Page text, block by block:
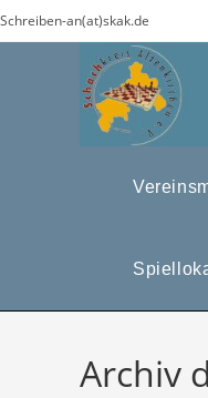
Zum
Inhalt
Schreiben-an(at)skak.de
Archiv